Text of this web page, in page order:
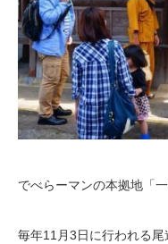
でべらーマンの本拠地「
毎年11月3日に行われる